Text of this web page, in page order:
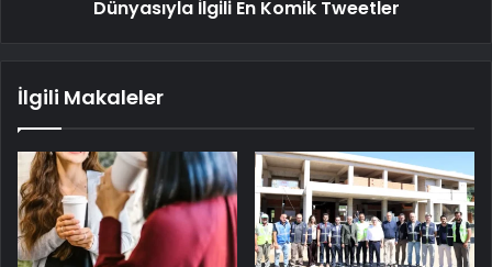
Dünyasıyla İlgili En Komik Tweetler
İlgili Makaleler